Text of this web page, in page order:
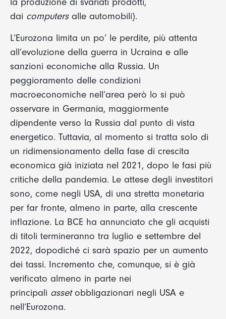
dai computersalle automobili).
L’Eurozona limita un po’ le perdite, più attenta
all’evoluzione della guerra in Ucraina e alle
sanzioni economiche alla Russia. Un
peggioramento delle condizioni
macroeconomiche nell’area però lo si può
osservare in Germania, maggiormente
dipendente verso la Russia dal punto di vista
energetico. Tuttavia, al momento si tratta solo di
un ridimensionamento della fase di crescita
economica già iniziata nel 2021, dopo le fasi più
critiche della pandemia. Le attese degli investitori
sono, come negli USA, di una stretta monetaria
per far fronte, almeno in parte, alla crescente
inflazione. La BCE ha annunciato che gli acquisti
di titoli termineranno tra luglio e settembre del
2022, dopodiché ci sarà spazio per un aumento
dei tassi. Incremento che, comunque, si è già
verificato almeno in parte nei
principali assetobbligazionari negli USA e
nell’Eurozona.